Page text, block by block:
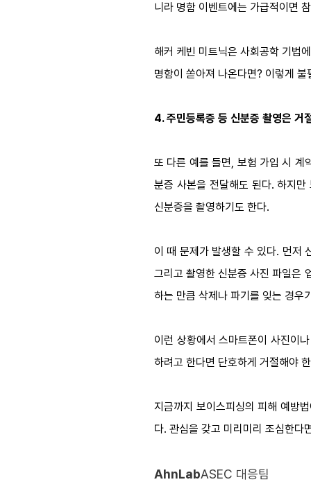
니라 명함 이벤트에는 가급적이면
해커 케빈 미트닉은 사회공학 기법
명함이 쏟아져 나온다면? 이렇게
4. 주민등록증 등 신분증 촬영은 거
또 다른 예를 들면, 보험 가입 시 계
분증 사본을 전달해도 된다. 하지
신분증을 촬영하기도 한다.
이 때 문제가 발생할 수 있다. 먼저
그리고 촬영한 신분증 사진 파일은
하는 만큼 삭제나 파기를 잊는 경우
이런 상황에서 스마트폰이 사진이
하려고 한다면 단호하게 거절해야
지금까지 보이스피싱의 피해 예방
다. 관심을 갖고 미리미리 조심한다
AhnLabASEC 대응팀